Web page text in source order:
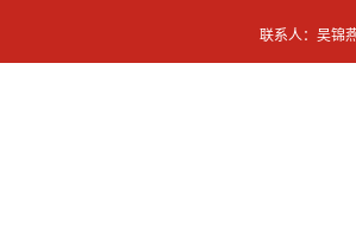
联系人：吴锦